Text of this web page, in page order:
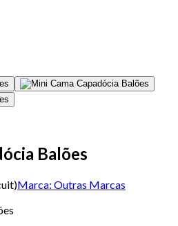
Balões
)Marca: Outras Marcas